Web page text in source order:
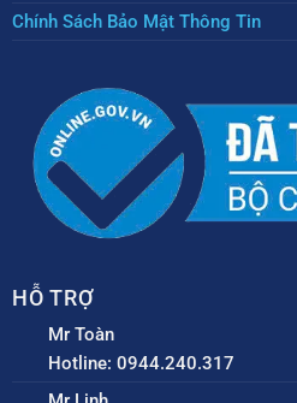
Chính Sách Bảo Mật Thông Tin
HỖ TRỢ
Mr Toàn
Hotline: 0944.240.317